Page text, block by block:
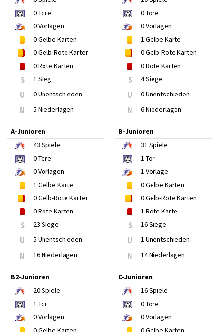
0Tore
0Vorlagen
0Gelbe Karten
0Gelb-Rote Karten
0Rote Karten
S 1 Sieg
U 0 Unentschieden
N 5 Niederlagen
0Tore
0Vorlagen
1 Gelbe Karte
0Gelb-Rote Karten
0Rote Karten
S 4 Siege
U 0 Unentschieden
N 6 Niederlagen
A-Junioren
43 Spiele
0Tore
0Vorlagen
1 Gelbe Karte
0Gelb-Rote Karten
0Rote Karten
S 23 Siege
U 5 Unentschieden
N 16 Niederlagen
B-Junioren
31 Spiele
1 Tor
1 Vorlage
0Gelbe Karten
0Gelb-Rote Karten
1 Rote Karte
S 16 Siege
U 1 Unentschieden
N 14 Niederlagen
B2-Junioren
20Spiele
1 Tor
0Vorlagen
0Gelbe Karten
C-Junioren
16Spiele
0Tore
0Vorlagen
0Gelbe Karten